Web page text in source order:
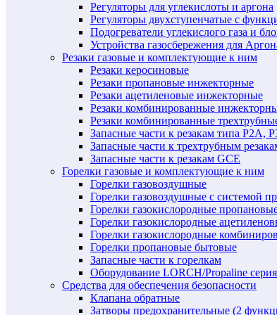
Регуляторы для углекислоты и аргона
Регуляторы двухступенчатые c
Подогреватели углекислого газа и
Устройства газосбережения для
Резаки газовые и комплектующие к ним
Резаки керосиновые
Резаки пропановые инжекторные
Резаки ацетиленовые инжекторные
Резаки комбинированные
Резаки комбинированные
Запасные части к резакам типа
Запасные части к трехтрубным
Запасные части к резакам GCE
Горелки газовые и комплектующие к ним
Горелки газовоздушные
Горелки газовоздушные с системой
Горелки газокислородные
Горелки газокислородные
Горелки газокислородные
Горелки пропановые бытовые
Запасные части к горелкам
Оборудование LORCH/Propaline
Средства для обеспечения безопасности
Клапана обратные
Затворы предохранительные (2